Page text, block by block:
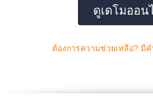
ดูเดโมออน
ต้องการความช่วยเหลือ? มี